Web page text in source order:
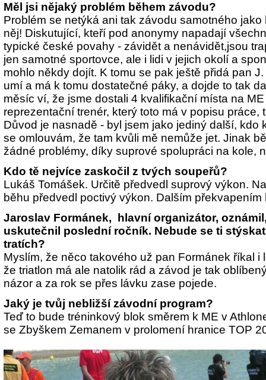
Měl jsi nějaký problém během závodu?
Problém se netýká ani tak závodu samotného jako
něj! Diskutující, kteří pod anonymy napadají
typické české povahy - závidět a nenávidět,jsou
jen samotné sportovce, ale i lidi v jejich okolí a
mohlo někdy dojít. K tomu se pak ještě přidá pan
umí a má k tomu dostatečné páky, a dojde to tak
měsíc ví, že jsme dostali 4 kvalifikační místa na
reprezentační trenér, který toto má v popisu práce,
Důvod je nasnadě - byl jsem jako jediný další, kdo
se omlouvám, že tam kvůli mě nemůže jet. Jinak
žádné problémy, díky suprové spolupráci na kole,
Kdo tě nejvíce zaskočil z tvých soupeřů?
Lukáš Tomášek. Určitě předvedl suprový výkon.
běhu předvedl poctivý výkon. Dalším
Jaroslav Formánek, hlavní organizátor,
uskutečnil poslední ročník. Nebude se ti
tratích?
Myslím, že něco takového už pan Formánek říkal i
že triatlon má ale natolik rád a závod je tak
názor a za rok se přes lávku zase pojede.
Jaký je tvůj nebližší závodní program?
Teď to bude tréninkový blok směrem k ME v
se Zbyškem Zemanem v prolomení hranice TOP